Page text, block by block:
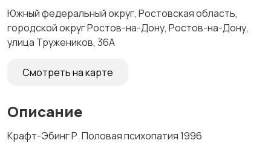
Южный федеральный округ, Ростовская область,
городской округ Ростов-на-Дону, Ростов-на-Дону,
улица Тружеников, 36А
Смотреть на карте
Описание
Крафт-Эбинг Р. Половая психопатия 1996